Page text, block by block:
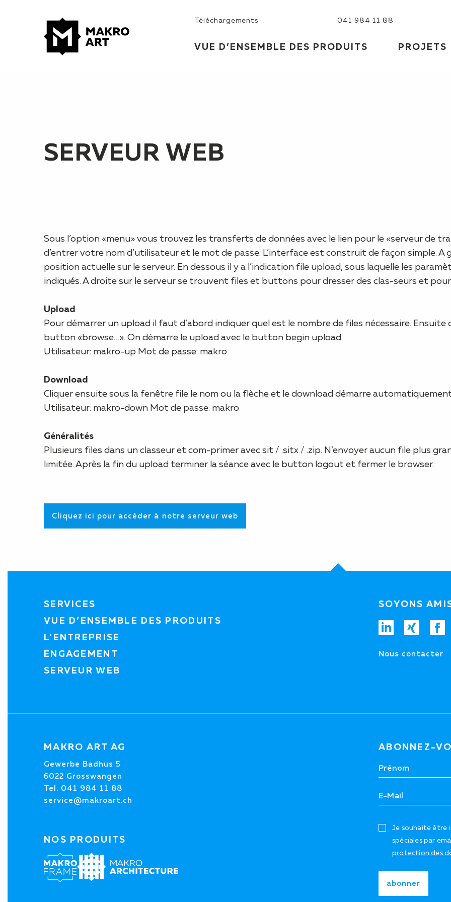
Téléchargements 041 984 11 88
VUE D’ENSEMBLE DES PRODUITS PROJETS
SERVEUR WEB
Sous l’option «menu» vous trouvez les transferts de données avec le lien pour le «serveur de
d’entrer votre nom d’utilisateur et le mot de passe. L’interface est construit de façon simple.
position actuelle sur le serveur. En dessous il y a l’indication file upload, sous laquelle les
indiqués. A droite sur le serveur se trouvent files et buttons pour dresser des clas-seurs et
Upload
Pour démarrer un upload il faut d’abord indiquer quel est le nombre de files nécessaire.
button «browse…». On démarre le upload avec le button begin upload.
Utilisateur: makro-up Mot de passe: makro
Download
Cliquer ensuite sous la fenêtre file le nom ou la flèche et le download démarre
Utilisateur: makro-down Mot de passe: makro
Généralités
Plusieurs files dans un classeur et com-primer avec sit / .sitx / .zip. N’envoyer aucun file plus
limitée. Après la fin du upload terminer la séance avec le button logout et fermer le browser.
Cliquez ici pour accéder à notre serveur web
SERVICES
VUE D’ENSEMBLE DES PRODUITS
L’ENTREPRISE
ENGAGEMENT
SERVEUR WEB
SOYONS
Nous contacter
MAKRO ART AG
Gewerbe Badhus 5
6022 Grosswangen
Tel. 041 984 11 88
service@makroart.ch
NOS PRODUITS
ABONNEZ-
Je souhaite être
spéciales par
protection des